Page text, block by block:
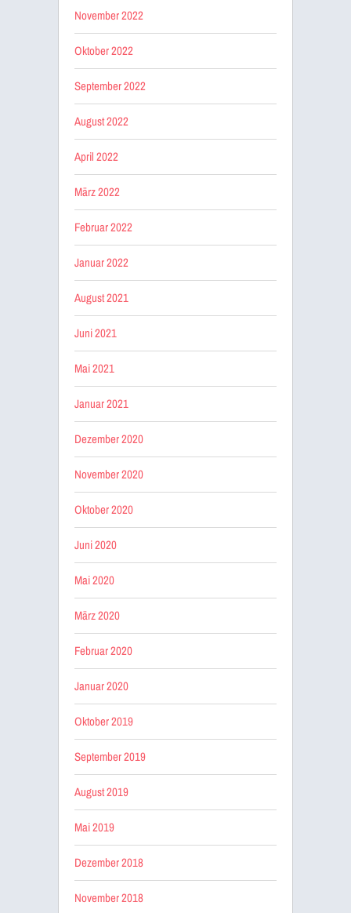
November 2022
Oktober 2022
September 2022
August 2022
April 2022
März 2022
Februar 2022
Januar 2022
August 2021
Juni 2021
Mai 2021
Januar 2021
Dezember 2020
November 2020
Oktober 2020
Juni 2020
Mai 2020
März 2020
Februar 2020
Januar 2020
Oktober 2019
September 2019
August 2019
Mai 2019
Dezember 2018
November 2018